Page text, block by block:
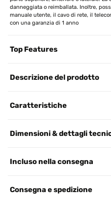
danneggiata o reimballata. Inoltre,
manuale utente, il cavo di rete, il
con una garanzia di 1 anno
Top Features
Descrizione del prodotto
Caratteristiche
Dimensioni & dettagli
Incluso nella consegna
Consegna e spedizione